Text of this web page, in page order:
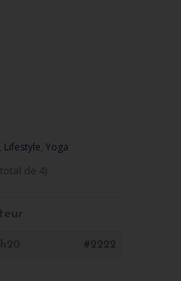
, Lifestyle, Yoga
de 4)
#2222